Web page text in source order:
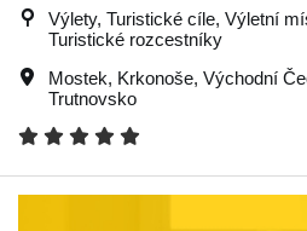
Výlety, Turistické cíle, Výletní
Turistické rozcestníky
Mostek, Krkonoše, Východní
Trutnovsko